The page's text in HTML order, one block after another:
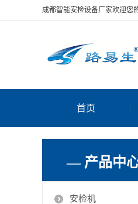
成都智能安检设备厂家欢迎您
首页
— 产品中
安检机